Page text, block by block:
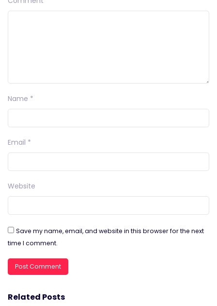
Name *
Email *
Website
Save my name, email, and website in this browser for the next
time I comment.
Related Posts